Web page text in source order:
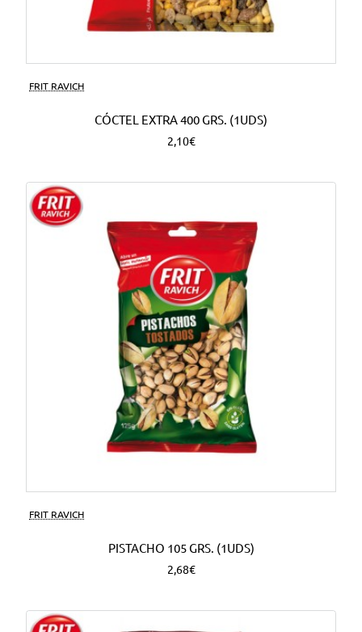
FRIT RAVICH
CÓCTEL EXTRA 400 GRS. (1UDS)
2,10€
FRIT RAVICH
PISTACHO 105 GRS. (1UDS)
2,68€